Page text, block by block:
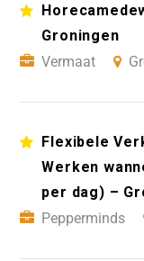
Groningen
Vermaat
Flexibele
Werken
per dag) –
Pepperminds